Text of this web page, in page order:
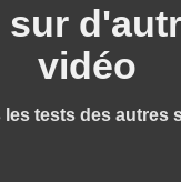
vidéo
tests des autres